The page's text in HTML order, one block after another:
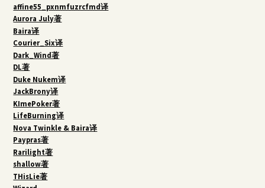
affine55_pxnmfuzrcfmd译
Aurora July著
Baira译
Courier_Six译
Dark_Wind著
DL著
Duke Nukem译
JackBrony译
KImePoker著
LifeBurning译
Nova Twinkle & Baira译
Paypras著
Rarilight著
shallow著
THisLie著